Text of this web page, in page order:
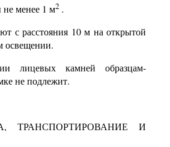
менее 1 м2 .
с расстояния 10м на открытой
освещении.
лицевых камней образцам-
не подлежит.
ТРАНСПОРТИРОВАНИЕ И